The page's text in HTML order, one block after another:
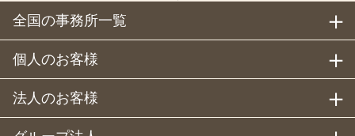
全国の事務所一覧
個人のお客様
法人のお客様